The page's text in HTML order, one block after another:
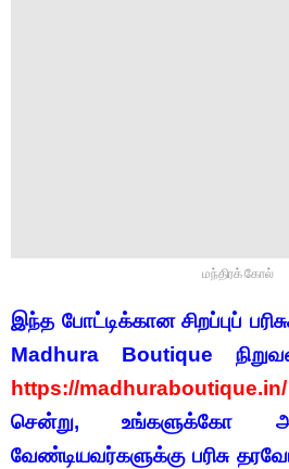
மந்திரக் கோல்
இந்த போட்டிக்கான சிறப்புப்
Madhura Boutique
https://madhuraboutique.in/
சென்று, உங்களுக்கோ
வேண்டியவர்களுக்கு பரிசு